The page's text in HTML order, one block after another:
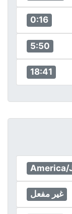
0:16
5:50
18:41
America/
غير مفعل